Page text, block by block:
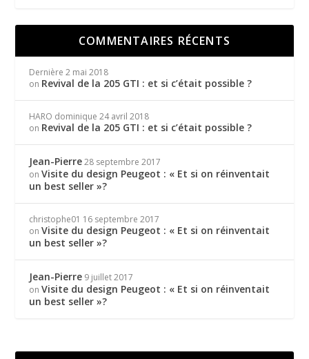
COMMENTAIRES RÉCENTS
Dernière 2 mai 2018
on Revival de la 205 GTI : et si c’était possible ?
HARO dominique 24 avril 2018
on Revival de la 205 GTI : et si c’était possible ?
Jean-Pierre 28 septembre 2017
onVisite du design Peugeot : « Et si on réinventait
un best seller »?
christophe01 16 septembre 2017
onVisite du design Peugeot : « Et si on réinventait
un best seller »?
Jean-Pierre 9 juillet 2017
onVisite du design Peugeot : « Et si on réinventait
un best seller »?